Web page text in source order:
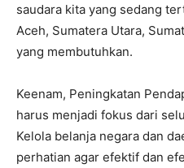
saudara kita yang sedang
Aceh, Sumatera Utara,
yang membutuhkan.
Keenam, Peningkatan
harus menjadi fokus dari
Kelola belanja negara dan
perhatian agar efektif dan